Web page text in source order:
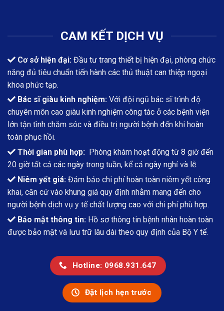
CAM KẾT DỊCH VỤ
Cơ sở hiện đại: Đầu tư trang thiết bị hiện đại, phòng chức
năng đủ tiêu chuẩn tiến hành các thủ thuật can thiệp ngoại
khoa phức tạp.
Bác sĩ giàu kinh nghiệm: Với đội ngũ bác sĩ trình độ
chuyên môn cao giàu kinh nghiệm công tác ở các bệnh viện
lớn tận tình chăm sóc và điều trị người bệnh đến khi hoàn
toàn phục hồi.
Thời gian phù hợp: Phòng khám hoạt động từ 8 giờ đến
20 giờ tất cả các ngày trong tuần, kể cả ngày nghỉ và lễ.
Niêm yết giá: Đảm bảo chi phí hoàn toàn niêm yết công
khai, căn cứ vào khung giá quy định nhằm mang đến cho
người bệnh dịch vụ y tế chất lượng cao với chi phí phù hợp.
Bảo mật thông tin: Hồ sơ thông tin bệnh nhân hoàn toàn
được bảo mật và lưu trữ lâu dài theo quy định của Bộ Y tế.
Hotline: 0968.931.647
Đặt lịch hẹn trước